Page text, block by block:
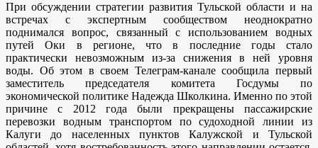
При обсуждении стратегии развития Тульской области и на
встречах с экспертным сообществом неоднократно
поднимался вопрос, связанный с использованием водных
путей Оки в регионе, что в последние годы стало
практически невозможным из-за снижения в ней уровня
воды. Об этом в своем Телеграм-канале сообщила первый
заместитель председателя комитета Госдумы по
экономической политике Надежда Школкина. Именно по этой
причине с 2012 года были прекращены пассажирские
перевозки водным транспортом по судоходной линии из
Калуги до населенных пунктов Калужской и Тульской